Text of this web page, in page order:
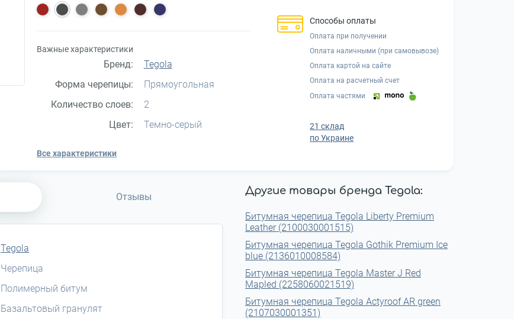
Важные характеристики
Бренд:
Tegola
Форма черепицы:
Прямоугольная
Количество слоев:
2
Цвет:
Темно-серый
Все характеристики
Способы оплаты
Оплата при получении
Оплата наличными (при самовывозе)
Оплата картой на сайте
Оплата на расчетный счет
Оплата частями
21 склад
по Украине
Отзывы
Tegola
Черепица
Полимерный битум
Базальтовый гранулят
Другие товары бренда Tegola:
Битумная черепица Tegola Liberty Premium
Leather (2100030001515)
Битумная черепица Tegola Gothik Premium Ice
blue (2136010008584)
Битумная черепица Tegola Master J Red
Mapled (2258060021519)
Битумная черепица Tegola Actyroof AR green
(2107030001351)